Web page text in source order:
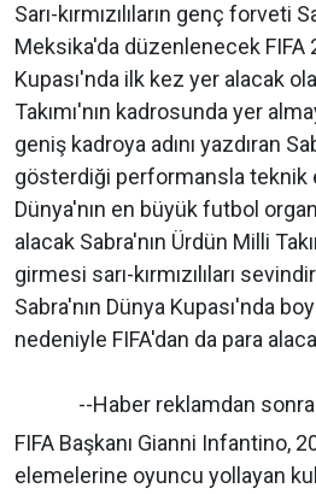
Sarı-kırmızılıların genç forveti
Meksika'da düzenlenecek FIFA
Kupası'nda ilk kez yer alacak
Takımı'nın kadrosunda yer
geniş kadroya adını yazdıran
gösterdiği performansla teknik
Dünya'nın en büyük futbol
alacak Sabra'nın Ürdün Milli
girmesi sarı-kırmızılıları
Sabra'nın Dünya Kupası'nda
nedeniyle FIFA'dan da para
--Haber reklamdan
FIFA Başkanı Gianni Infantino,
elemelerine oyuncu yollayan